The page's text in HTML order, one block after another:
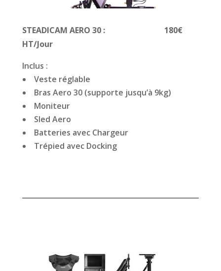
STEADICAM AERO 30 : 180€
HT/Jour
Inclus :
Veste réglable
Bras Aero 30 (supporte jusqu’à 9kg)
Moniteur
Sled Aero
Batteries avec Chargeur
Trépied avec Docking